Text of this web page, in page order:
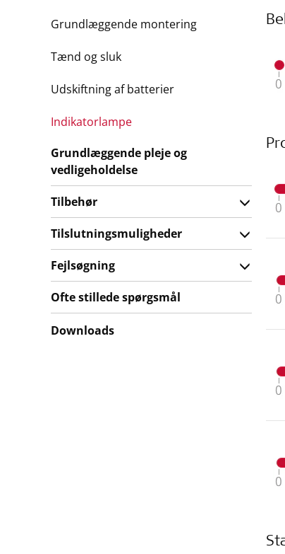
Grundlæggende montering
Tænd og sluk
Udskiftning af batterier
Indikatorlampe
Grundlæggende pleje og
vedligeholdelse
Tilbehør
Tilslutningsmuligheder
Fejlsøgning
Ofte stillede spørgsmål
Downloads